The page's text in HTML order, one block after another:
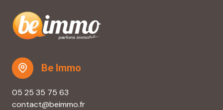
Be Immo
05 25 35 75 63
contact@beimmo.fr